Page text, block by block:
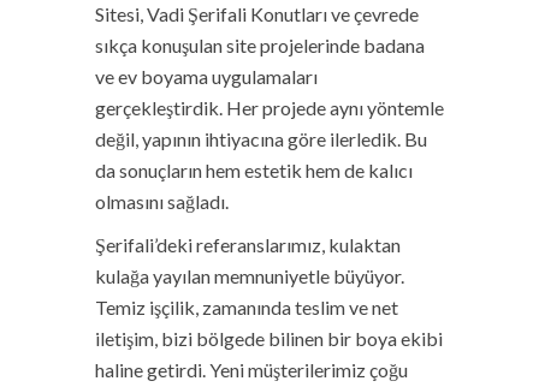
Sitesi, Vadi Şerifali Konutları ve çevrede
sıkça konuşulan site projelerinde badana
ve ev boyama uygulamaları
gerçekleştirdik. Her projede aynı yöntemle
değil, yapının ihtiyacına göre ilerledik. Bu
da sonuçların hem estetik hem de kalıcı
olmasını sağladı.
Şerifali’deki referanslarımız, kulaktan
kulağa yayılan memnuniyetle büyüyor.
Temiz işçilik, zamanında teslim ve net
iletişim, bizi bölgede bilinen bir boya ekibi
haline getirdi. Yeni müşterilerimiz çoğu